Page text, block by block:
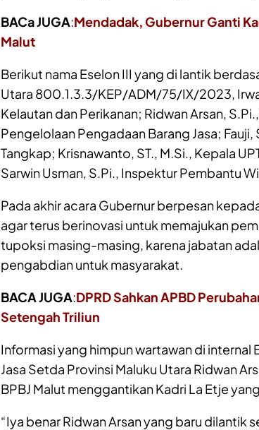
BACa JUGA:Mendadak, Gubernur Ganti
Malut
Berikut nama Eselon III yang di lantik
Utara 800.1.3.3/KEP/ADM/75/IX/2023,
Kelautan dan Perikanan; Ridwan Arsan,
Pengelolaan Pengadaan Barang Jasa;
Tangkap; Krisnawanto, ST., M.Si., Kepala
Sarwin Usman, S.Pi., Inspektur Pembantu
Pada akhir acara Gubernur berpesan
agar terus berinovasi untuk memajukan
tupoksi masing-masing, karena jabatan
pengabdian untuk masyarakat.
BACA JUGA:DPRD Sahkan APBD
Setengah Triliun
Informasi yang himpun wartawan di internal
Jasa Setda Provinsi Maluku Utara Ridwan
BPBJ Malut menggantikan Kadri La Etje
“Iya benar Ridwan Arsan yang baru dilantik